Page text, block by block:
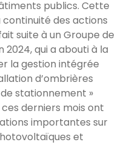
publics. Cette
des actions
suite à un Groupe de
2024, qui a abouti à la
la gestion intégrée
d’ombrières
stationnement »
derniers mois ont
importantes sur
et